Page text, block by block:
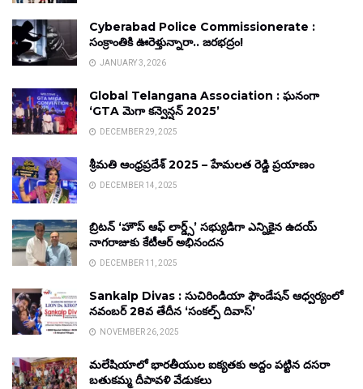
Cyberabad Police Commissionerate :
సంక్రాంతికి ఊరెళ్తున్నారా.. జరభద్రం!
JANUARY 3, 2026
Global Telangana Association : ఘనంగా
‘GTA మెగా కన్వెన్షన్ 2025’
DECEMBER 29, 2025
శ్రీమతి ఆంధ్రప్రదేశ్ 2025 – హేమలత రెడ్డి ప్రయాణం
DECEMBER 14, 2025
బ్రిటన్ ‘హౌస్ ఆఫ్ లార్డ్స్’ సభ్యుడిగా ఎన్నికైన ఉదయ్
నాగరాజుకు కేటీఆర్ అభినందన
DECEMBER 11, 2025
Sankalp Divas : సుచిరిండియా ఫౌండేషన్ ఆధ్వర్యంలో
నవంబర్ 28వ తేదీన ‘సంకల్ప్ దివాస్’
NOVEMBER 26, 2025
మలేషియాలో భారతీయుల ఐక్యతకు అద్దం పట్టిన దసరా
బతుకమ్మ దీపావళి వేడుకలు